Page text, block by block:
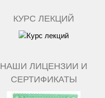
КУРС ЛЕКЦИЙ
НАШИ ЛИЦЕНЗИИ И
СЕРТИФИКАТЫ